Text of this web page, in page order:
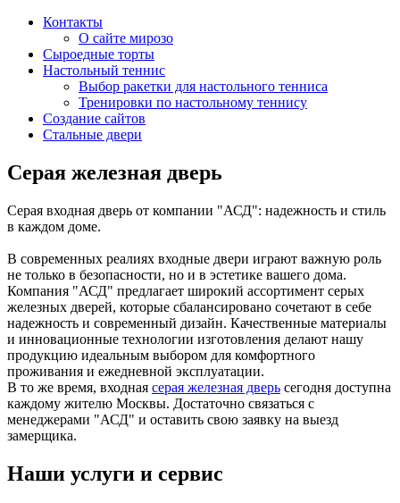
Контакты
О сайте мирозо
Сыроедные торты
Настольный теннис
Выбор ракетки для настольного тенниса
Тренировки по настольному теннису
Создание сайтов
Стальные двери
Серая железная дверь
Серая входная дверь от компании "АСД": надежность и стиль
в каждом доме.
В современных реалиях входные двери играют важную роль
не только в безопасности, но и в эстетике вашего дома.
Компания "АСД" предлагает широкий ассортимент серых
железных дверей, которые сбалансировано сочетают в себе
надежность и современный дизайн. Качественные материалы
и инновационные технологии изготовления делают нашу
продукцию идеальным выбором для комфортного
проживания и ежедневной эксплуатации.
В то же время, входная серая железная дверь сегодня доступна
каждому жителю Москвы. Достаточно связаться с
менеджерами "АСД" и оставить свою заявку на выезд
замерщика.
Наши услуги и сервис